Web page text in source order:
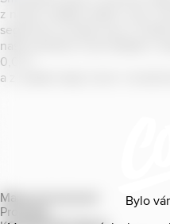
Bylo
z našich sládků
segmentu na bázi piva v
naše portfolio Cool skládá z
0
a z nealko řady Cool+ s
Mapa provozoven
Produkty